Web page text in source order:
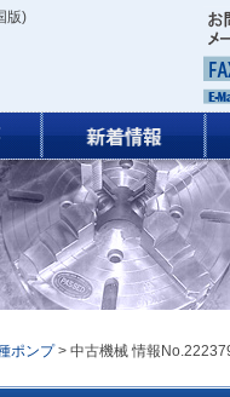
版)
ポンプ > 中古機械 情報